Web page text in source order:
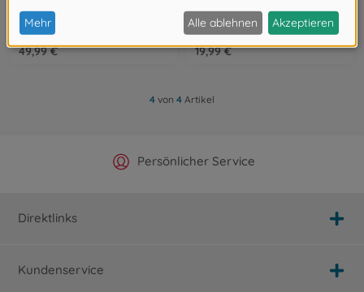
Sydney Malen nach Zahlen
609260909
49,99 €
609240907
19,99 €
4 von 4 Artikel
Offizieller Hersteller Shop
Persönlicher Service
Versandkostenfrei ab 25€
Schnelle Lieferung
Direktlinks
Kundenservice